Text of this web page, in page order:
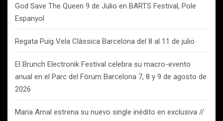
God Save The Queen 9 de Julio en BARTS Festival, Pole
Espanyol
Regata Puig Vela Clàssica Barcelona del 8 al 11 de julio
El Brunch Electronik Festival celebra su macro-evento
anual en el Parc del Fòrum Barcelona 7, 8 y 9 de agosto de
2026
Maria Arnal estrena su nuevo single inédito en exclusiva //